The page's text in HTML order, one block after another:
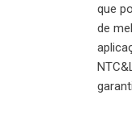
que
de